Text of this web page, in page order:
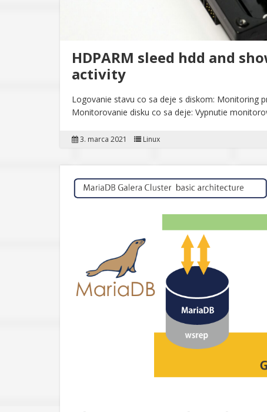
HDPARM sleed hdd and
activity
Logovanie stavu co sa deje s diskom: Monitoring
Monitorovanie disku co sa deje: Vypnutie
3. marca 2021 Linux